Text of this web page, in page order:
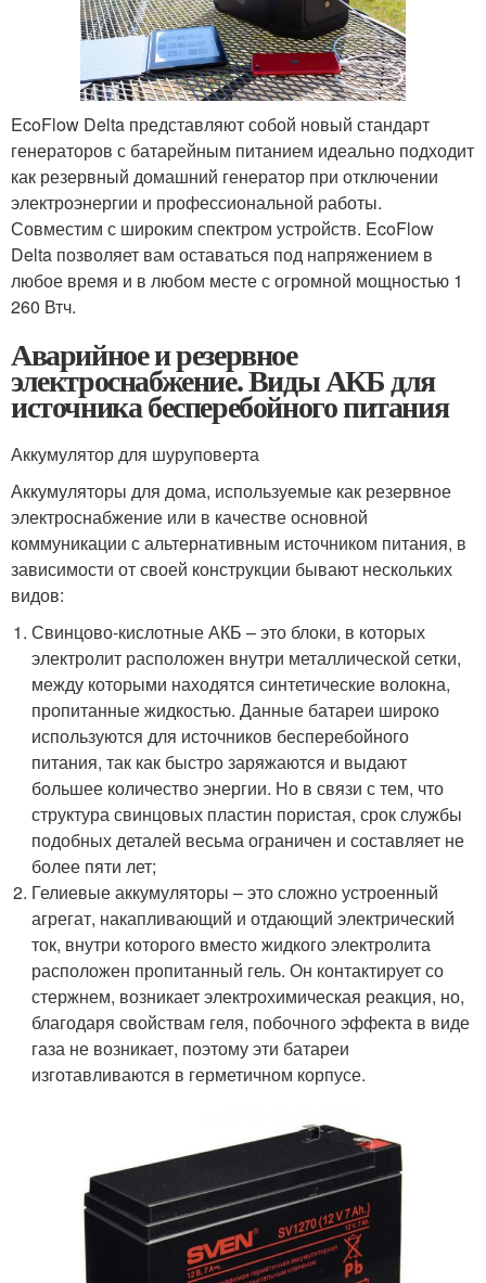
EcoFlow Delta представляют собой новый стандарт
генераторов с батарейным питанием идеально подходит
как резервный домашний генератор при отключении
электроэнергии и профессиональной работы.
Совместим с широким спектром устройств. EcoFlow
Delta позволяет вам оставаться под напряжением в
любое время и в любом месте с огромной мощностью 1
260 Втч.
Аварийное и резервное
электроснабжение. Виды АКБ для
источника бесперебойного питания
Аккумулятор для шуруповерта
Аккумуляторы для дома, используемые как резервное
электроснабжение или в качестве основной
коммуникации с альтернативным источником питания, в
зависимости от своей конструкции бывают нескольких
видов:
Свинцово-кислотные АКБ – это блоки, в которых
электролит расположен внутри металлической сетки,
между которыми находятся синтетические волокна,
пропитанные жидкостью. Данные батареи широко
используются для источников бесперебойного
питания, так как быстро заряжаются и выдают
большее количество энергии. Но в связи с тем, что
структура свинцовых пластин пористая, срок службы
подобных деталей весьма ограничен и составляет не
более пяти лет;
Гелиевые аккумуляторы – это сложно устроенный
агрегат, накапливающий и отдающий электрический
ток, внутри которого вместо жидкого электролита
расположен пропитанный гель. Он контактирует со
стержнем, возникает электрохимическая реакция, но,
благодаря свойствам геля, побочного эффекта в виде
газа не возникает, поэтому эти батареи
изготавливаются в герметичном корпусе.